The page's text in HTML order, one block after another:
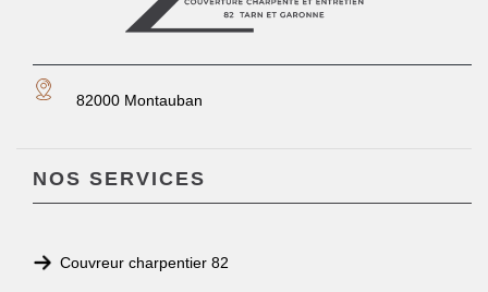
82000 Montauban
NOS SERVICES
Couvreur charpentier 82